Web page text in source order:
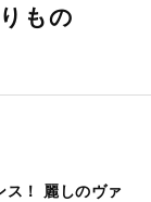
もの
ス！ 麗しのヴァ